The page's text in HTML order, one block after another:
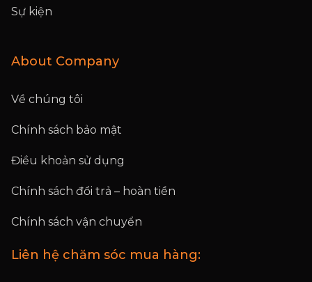
Sự kiện
About Company
Về chúng tôi
Chính sách bảo mật
Điều khoản sử dụng
Chính sách đổi trả – hoàn tiền
Chính sách vận chuyển
Liên hệ chăm sóc mua hàng: